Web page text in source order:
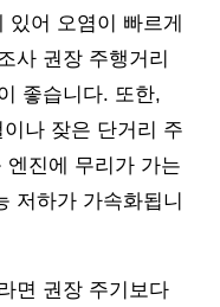
있어 오염이 빠르게
사 권장 주행거리
좋습니다. 또한,
나 잦은 단거리 주
진에 무리가 가는
저하가 가속화됩니
면 권장 주기보다